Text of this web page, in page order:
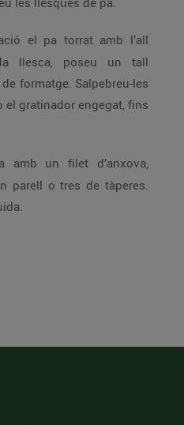
el pa torrat amb l’all
llesca, poseu un tall
formatge. Salpebreu-les
el gratinador engegat, fins
amb un filet d’anxova,
parell o tres de tàperes.